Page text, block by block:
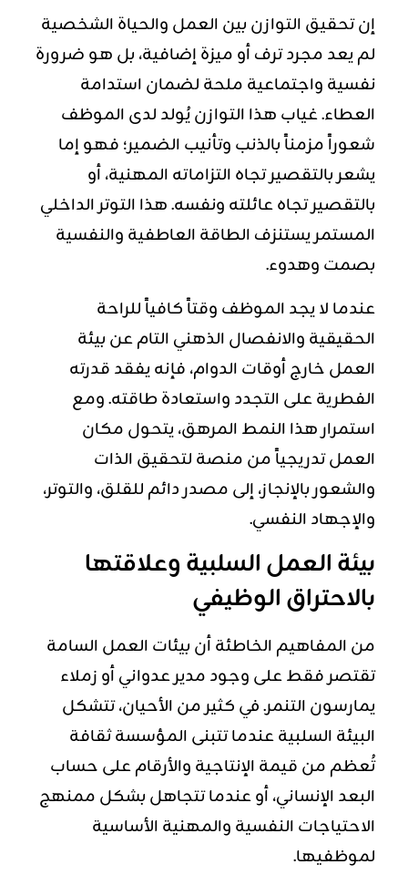
إن تحقيق التوازن بين العمل والحياة الشخصية
لم يعد مجرد ترف أو ميزة إضافية، بل هو ضرورة
نفسية واجتماعية ملحة لضمان استدامة
العطاء. غياب هذا التوازن يُولد لدى الموظف
شعوراً مزمناً بالذنب وتأنيب الضمير؛ فهو إما
يشعر بالتقصير تجاه التزاماته المهنية، أو
بالتقصير تجاه عائلته ونفسه. هذا التوتر الداخلي
المستمر يستنزف الطاقة العاطفية والنفسية
بصمت وهدوء.
عندما لا يجد الموظف وقتاً كافياً للراحة
الحقيقية والانفصال الذهني التام عن بيئة
العمل خارج أوقات الدوام، فإنه يفقد قدرته
الفطرية على التجدد واستعادة طاقته. ومع
استمرار هذا النمط المرهق، يتحول مكان
العمل تدريجياً من منصة لتحقيق الذات
والشعور بالإنجاز، إلى مصدر دائم للقلق، والتوتر،
والإجهاد النفسي.
بيئة العمل السلبية وعلاقتها
بالاحتراق الوظيفي
من المفاهيم الخاطئة أن بيئات العمل السامة
تقتصر فقط على وجود مدير عدواني أو زملاء
يمارسون التنمر. في كثير من الأحيان، تتشكل
البيئة السلبية عندما تتبنى المؤسسة ثقافة
تُعظم من قيمة الإنتاجية والأرقام على حساب
البعد الإنساني، أو عندما تتجاهل بشكل ممنهج
الاحتياجات النفسية والمهنية الأساسية
لموظفيها.